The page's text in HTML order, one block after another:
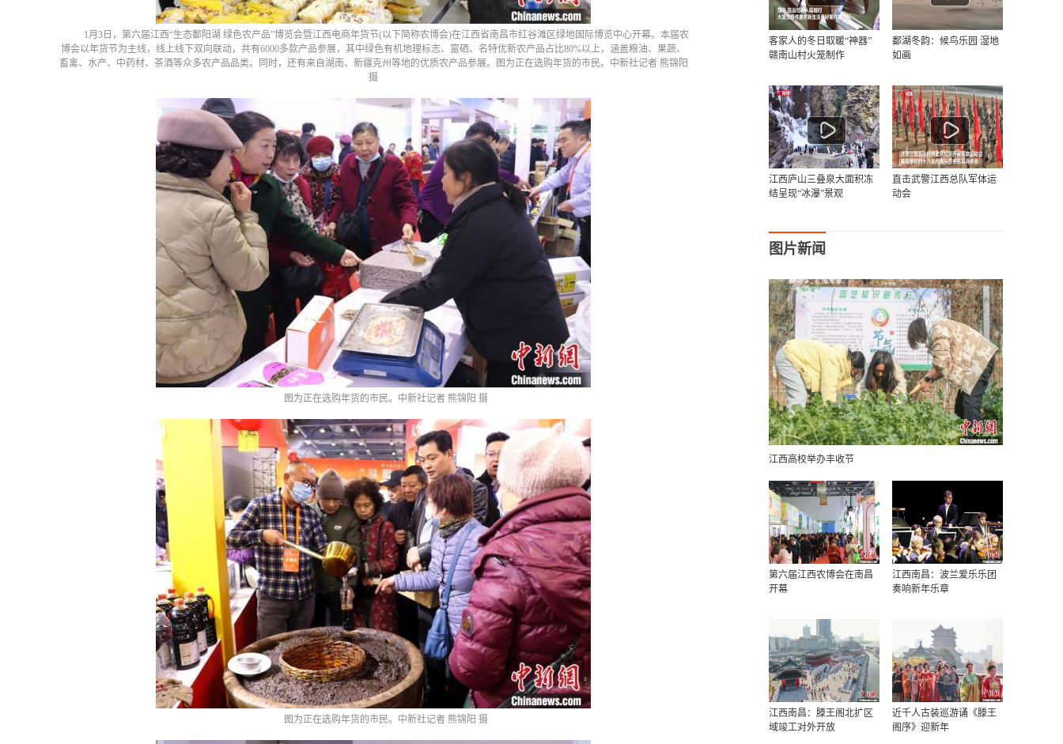
1月3日，第六届江西“生态鄱阳湖 绿色农产品”博览会暨江西电商年货节(以下简称农博会)在江西省南昌市红谷滩区绿地国际博览中心开幕。本届农
博会以年货节为主线，线上线下双向联动，共有6000多款产品参展，其中绿色有机地理标志、富硒、名特优新农产品占比80%以上，涵盖粮油、果蔬、
畜禽、水产、中药材、茶酒等众多农产品品类。同时，还有来自湖南、新疆克州等地的优质农产品参展。图为正在选购年货的市民。中新社记者 熊锦阳
摄
图为正在选购年货的市民。中新社记者 熊锦阳 摄
图为正在选购年货的市民。中新社记者 熊锦阳 摄
客家人的冬日取暖“神器”
赣南山村火笼制作
鄱湖冬韵：候鸟乐园 湿地
如画
江西庐山三叠泉大面积冻
结呈现“冰瀑”景观
直击武警江西总队军体运
动会
图片新闻
江西高校举办丰收节
第六届江西农博会在南昌
开幕
江西南昌：波兰爱乐乐团
奏响新年乐章
江西南昌：滕王阁北扩区
域竣工对外开放
近千人古装巡游诵《滕王
阁序》迎新年